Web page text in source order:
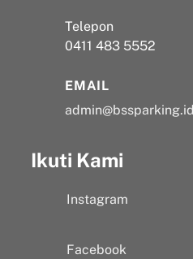
Telepon
0411 483 5552
EMAIL
admin@bssparking.id
Ikuti Kami
Instagram
Facebook